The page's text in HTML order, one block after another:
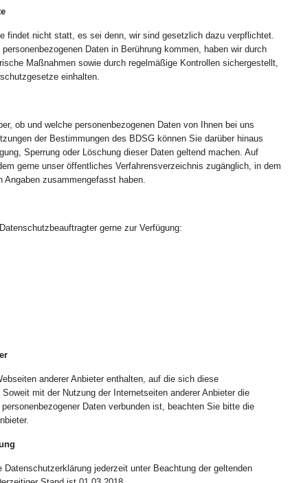
findet nicht statt, es sei denn, wir sind gesetzlich dazu verpflichtet.
Daten in Berührung kommen, haben wir durch
Maßnahmen sowie durch regelmäßige Kontrollen sichergestellt,
einhalten.
ob und welche personenbezogenen Daten von Ihnen bei uns
der Bestimmungen des BDSG können Sie darüber hinaus
Sperrung oder Löschung dieser Daten geltend machen. Auf
gerne unser öffentliches Verfahrensverzeichnis zugänglich, in dem
Angaben zusammengefasst haben.
gerne zur Verfügung:
anderer Anbieter enthalten, auf die sich diese
mit der Nutzung der Internetseiten anderer Anbieter die
Daten verbunden ist, beachten Sie bitte die
jederzeit unter Beachtung der geltenden